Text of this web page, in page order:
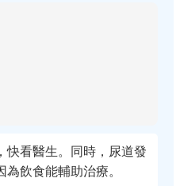
快看醫生。同時，尿道發
飲食能輔助治療。